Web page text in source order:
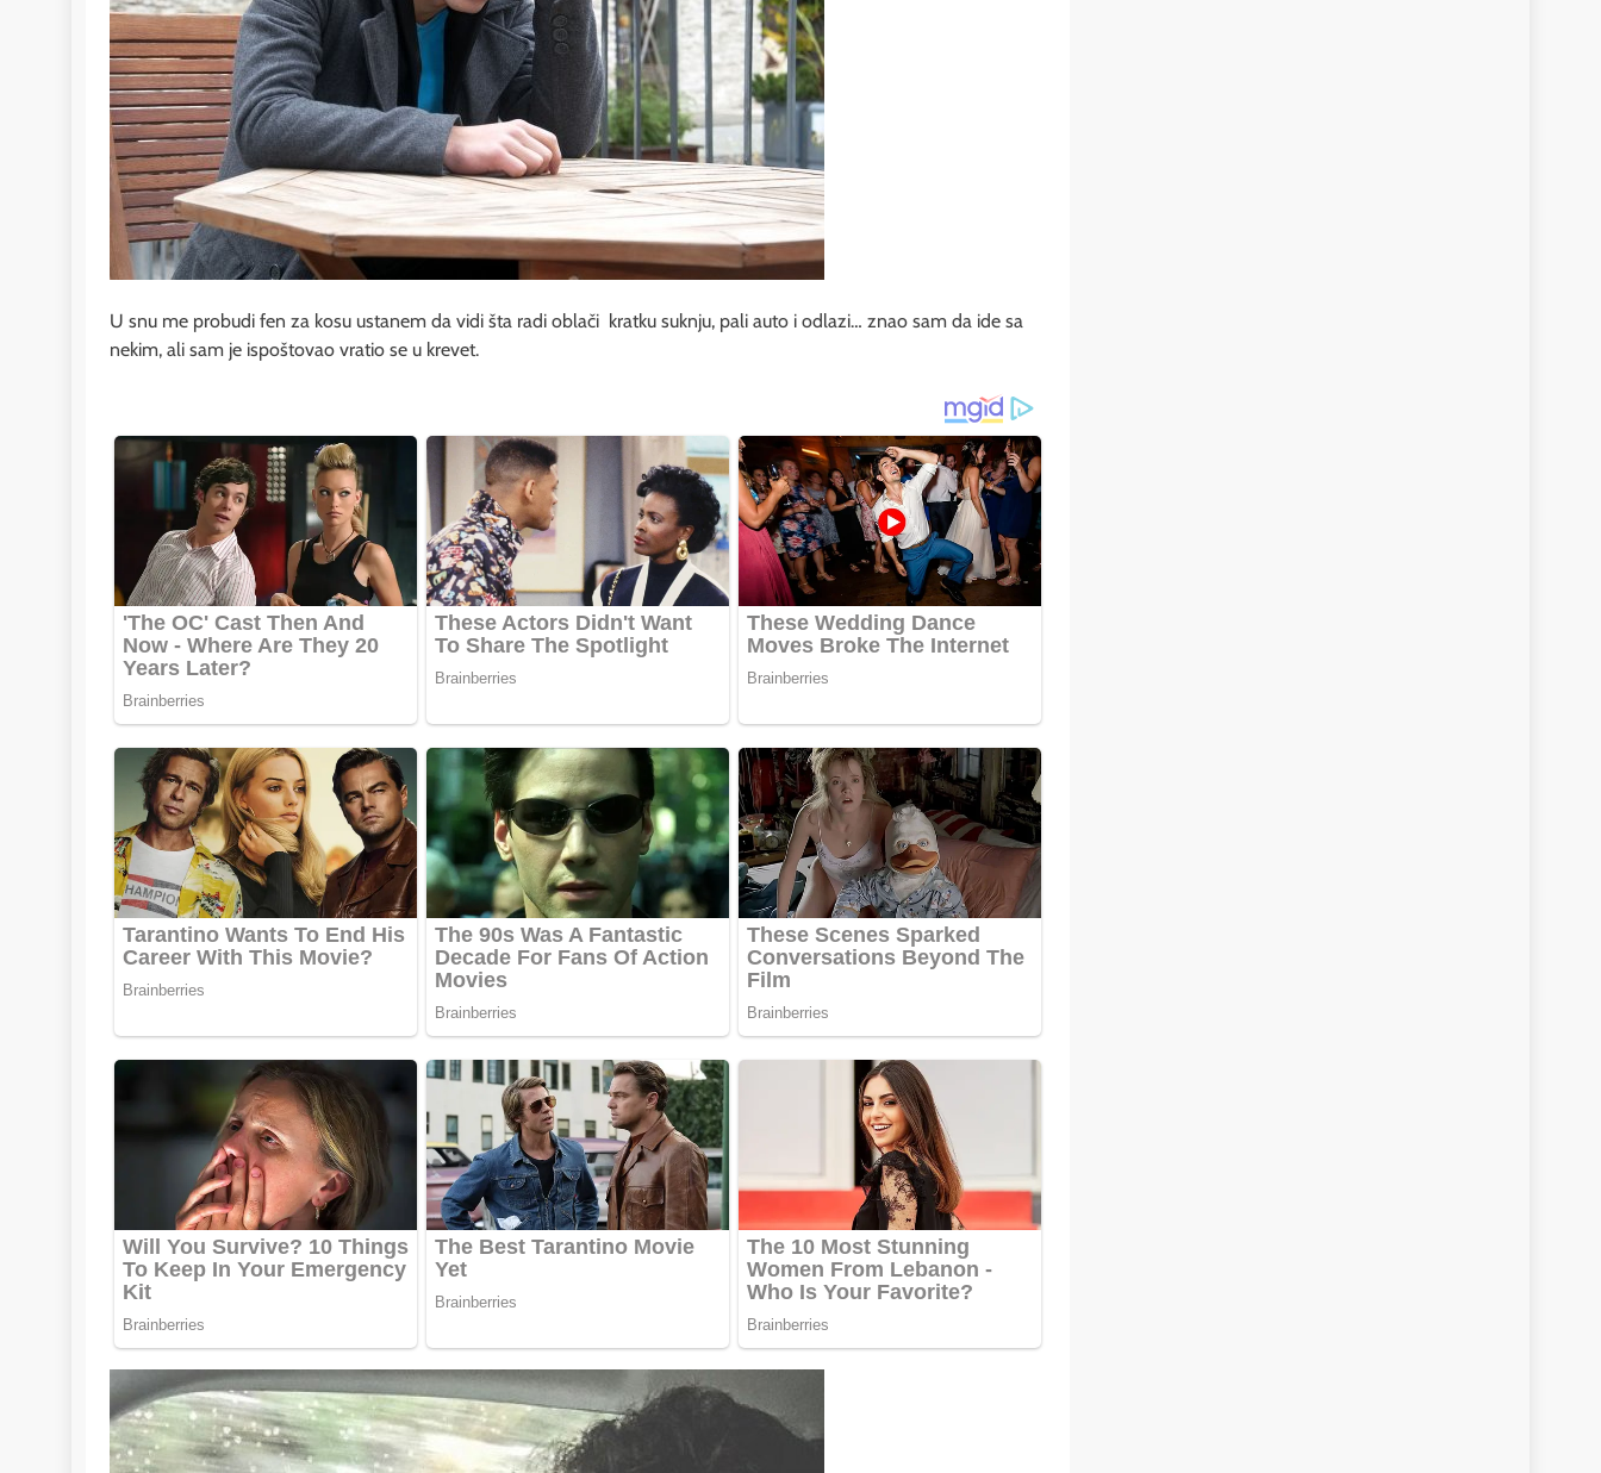
U snu me probudi fen za kosu ustanem da vidi šta radi oblači kratku suknju, pali auto i odlazi… znao sam da ide sa
nekim, ali sam je ispoštovao vratio se u krevet.